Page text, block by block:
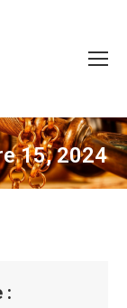
15, 2024
:
: